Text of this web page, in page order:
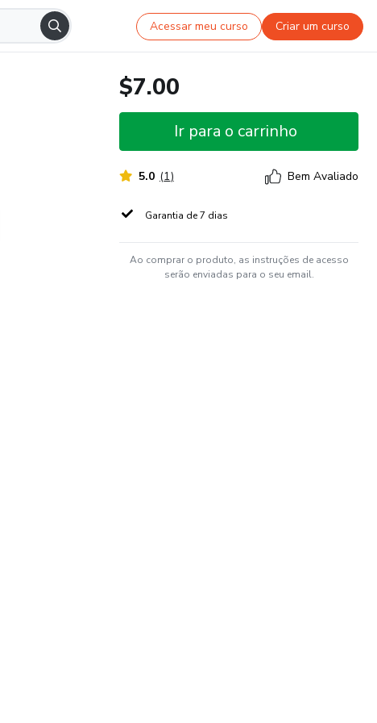
Acessar meu curso Criar um curso
$7.00
Ir para o carrinho
5.0 (1) Bem Avaliado
Garantia de 7 dias
Ao comprar o produto, as instruções de acesso
serão enviadas para o seu email.